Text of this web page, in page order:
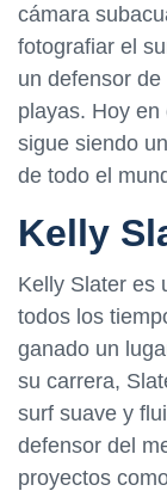
cámara
fotografiar el
un defensor
playas. Hoy
sigue siendo
de todo el
Kelly
Kelly Slater es
todos los
ganado un
su carrera,
surf suave y
defensor del
proyectos